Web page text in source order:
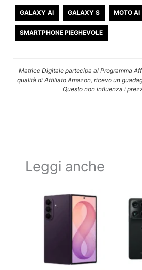
GALAXY AI GALAXY S MOTO AI
SMARTPHONE PIEGHEVOLE
Matrice Digitale partecipa al Programma
qualità di Affiliato Amazon, ricevo un
Questo non influenza i
Leggi anche